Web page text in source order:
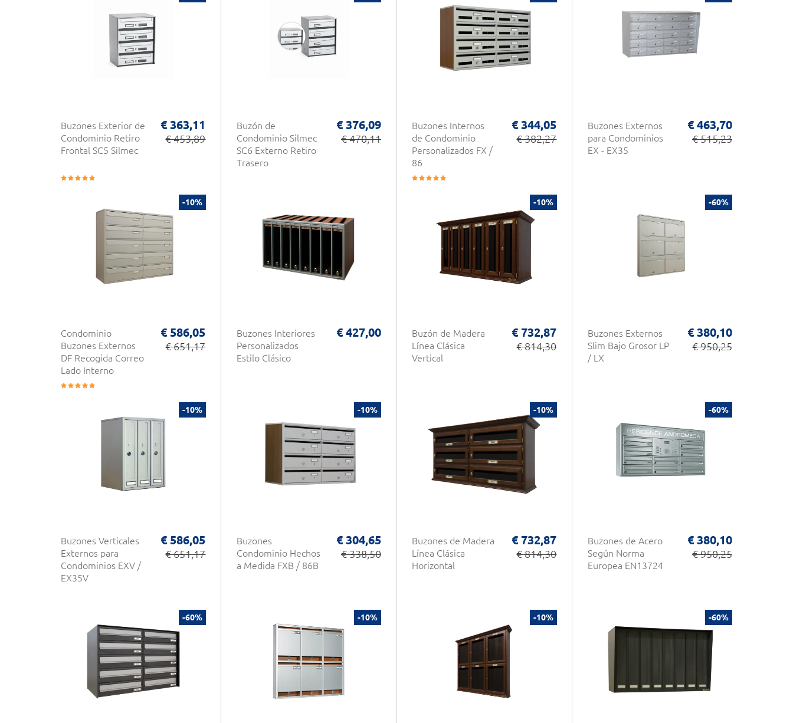
Buzones Exterior de
Condominio Retiro
Frontal SC5 Silmec
€ 363,11
€ 453,89
Buzón de
Condominio Silmec
SC6 Externo Retiro
Trasero
€ 376,09
€ 470,11
Buzones Internos
de Condominio
Personalizados FX /
86
€ 344,05
€ 382,27
Buzones Externos
para Condominios
EX - EX35
€ 463,70
€ 515,23
-10%
Condominio
Buzones Externos
DF Recogida Correo
Lado Interno
€ 586,05
€ 651,17
Buzones Interiores
Personalizados
Estilo Clásico
€ 427,00
-10%
Buzón de Madera
Línea Clásica
Vertical
€ 732,87
€ 814,30
-60%
Buzones Externos
Slim Bajo Grosor LP
/ LX
€ 380,10
€ 950,25
-10%
Buzones Verticales
Externos para
Condominios EXV /
EX35V
€ 586,05
€ 651,17
-10%
Buzones
Condominio Hechos
a Medida FXB / 86B
€ 304,65
€ 338,50
-10%
Buzones de Madera
Línea Clásica
Horizontal
€ 732,87
€ 814,30
-60%
Buzones de Acero
Según Norma
Europea EN13724
€ 380,10
€ 950,25
-60% -10% -10% -60%